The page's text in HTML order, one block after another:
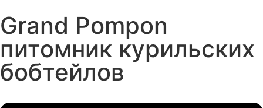
Grand Pompon
питомник курильских
бобтейлов